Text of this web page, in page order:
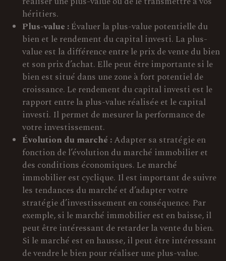
héritiers.
Plus-value :Évaluer la plus-value potentielle du
bien et le rendement du capital investi. La plus-
value est la différence entre le prix de vente du bien
et son prix d’achat. Elle peut être importante si le
bien est situé dans une zone à fort potentiel de
croissance. Le rendement du capital investi est le
rapport entre la plus-value réalisée et le capital
investi. Il permet de mesurer la performance de
votre investissement.
Évolution du marché :Adapter sa stratégie en
fonction de l’évolution du marché immobilier et
des conditions économiques. Le marché
immobilier est cyclique. Il est important de suivre
les tendances du marché et d’adapter votre
stratégie d’investissement en conséquence. Par
exemple, si le marché immobilier est en baisse, il
peut être intéressant de retarder la vente du bien.
Si le marché est en hausse, il peut être intéressant
de vendre le bien pour réaliser une plus-value.